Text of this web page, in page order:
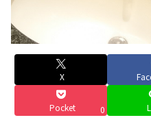
X
Pocket 0